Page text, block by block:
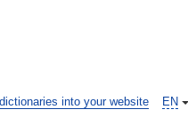
EN
into your website